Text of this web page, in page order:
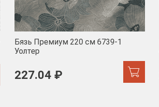
Бязь Премиум 220 см 6739-1
Уолтер
227.04 ₽